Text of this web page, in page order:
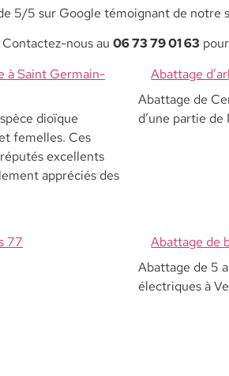
5/5 sur Google témoignant de notre
Contactez-nous au 06 73 79 01 63
à Saint Germain-
dioïque
femelles. Ces
excellents
appréciés des
Abattage
Abattage de
d’une partie de
77
Abattage de
Abattage de 5
électriques à